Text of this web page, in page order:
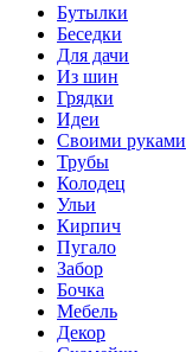
Бутылки
Беседки
Для дачи
Из шин
Грядки
Идеи
Своими руками
Трубы
Колодец
Ульи
Кирпич
Пугало
Забор
Бочка
Мебель
Декор